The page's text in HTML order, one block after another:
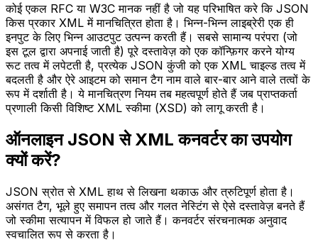
कोई एकल RFC या W3C मानक नहीं है जो यह परिभाषित करे कि JSON
किस प्रकार XML में मानचित्रित होता है। भिन्न-भिन्न लाइब्रेरी एक ही
इनपुट के लिए भिन्न आउटपुट उत्पन्न करती हैं। सबसे सामान्य परंपरा (जो
इस टूल द्वारा अपनाई जाती है) पूरे दस्तावेज़ को एक कॉन्फ़िगर करने योग्य
रूट तत्व में लपेटती है, प्रत्येक JSON कुंजी को एक XML चाइल्ड तत्व में
बदलती है और ऐरे आइटम को समान टैग नाम वाले बार-बार आने वाले तत्वों के
रूप में दर्शाती है। ये मानचित्रण नियम तब महत्वपूर्ण होते हैं जब प्राप्तकर्ता
प्रणाली किसी विशिष्ट XML स्कीमा (XSD) को लागू करती है।
ऑनलाइन JSON से XML कनवर्टर का उपयोग
क्यों करें?
JSON स्रोत से XML हाथ से लिखना थकाऊ और त्रुटिपूर्ण होता है।
असंगत टैग, भूले हुए समापन तत्व और गलत नेस्टिंग से ऐसे दस्तावेज़ बनते हैं
जो स्कीमा सत्यापन में विफल हो जाते हैं। कनवर्टर संरचनात्मक अनुवाद
स्वचालित रूप से करता है।